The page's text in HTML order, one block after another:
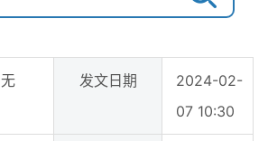
无 发文日期
2024-02-
07 10:30